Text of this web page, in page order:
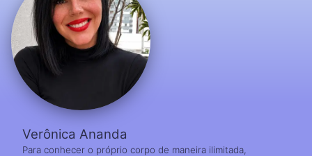
Verônica Ananda
Para conhecer o próprio corpo de maneira ilimitada,